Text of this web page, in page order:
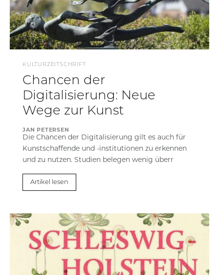
KULTURZEITSCHRIFT
Chancen der
Digitalisierung: Neue
Wege zur Kunst
JAN PETERSEN
Die Chancen der Digitalisierung gilt es auch für
Kunstschaffende und -institutionen zu erkennen
und zu nutzen. Studien belegen wenig überr
Artikel lesen